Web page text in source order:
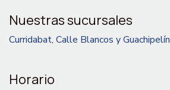
Nuestras sucursales
Curridabat, Calle Blancos y Guachipelín
Horario